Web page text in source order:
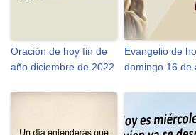
Oración de hoy fin de
año diciembre de 2022
Evangelio de
domingo 16 de